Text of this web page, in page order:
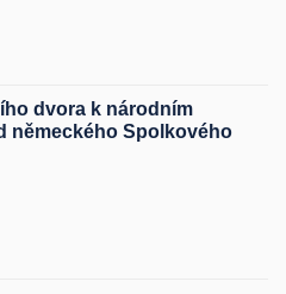
dvora k národním
německého Spolkového